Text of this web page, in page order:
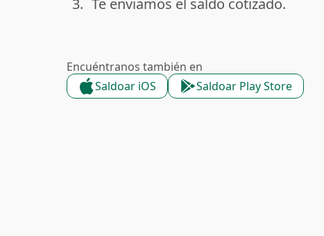
done
3. Te enviamos el saldo cotizado.
Encuéntranos también en
Saldoar iOS
Saldoar Play Store